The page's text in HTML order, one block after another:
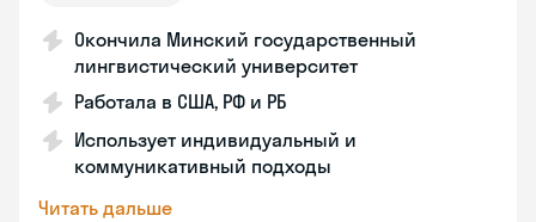
Окончила Минский государственный
лингвистический университет
Работала в США, РФ и РБ
Использует индивидуальный и
коммуникативный подходы
Читать дальше